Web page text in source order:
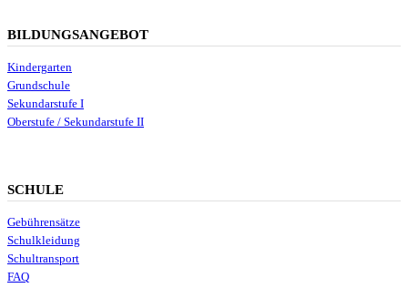
BILDUNGSANGEBOT
Kindergarten
Grundschule
Sekundarstufe I
Oberstufe / Sekundarstufe II
SCHULE
Gebührensätze
Schulkleidung
Schultransport
FAQ